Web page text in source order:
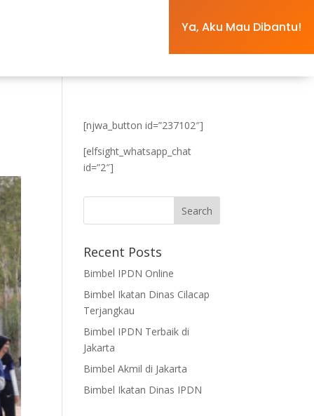
Ya, Aku Mau Dibantu!
[njwa_button id=”237102″]
[elfsight_whatsapp_chat
id=”2″]
Recent Posts
Bimbel IPDN Online
Bimbel Ikatan Dinas Cilacap
Terjangkau
Bimbel IPDN Terbaik di
Jakarta
Bimbel Akmil di Jakarta
Bimbel Ikatan Dinas IPDN